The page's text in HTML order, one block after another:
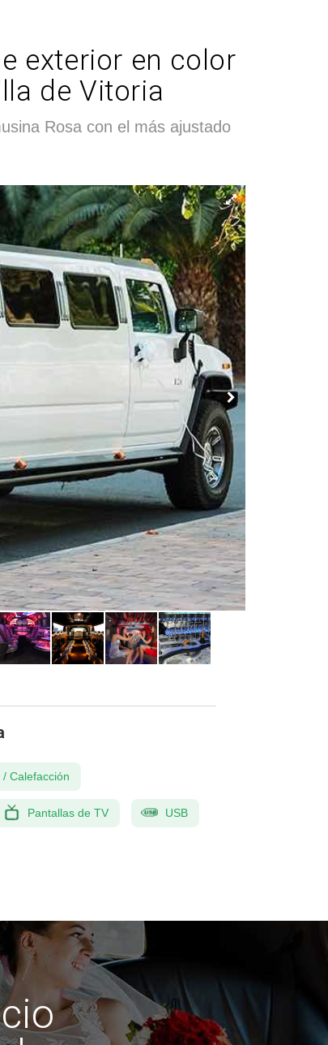
exterior en color
de Vitoria
Rosa con el más ajustado
/ Calefacción
Pantallas de TV USB